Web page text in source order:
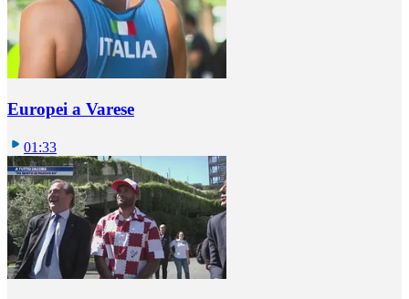
Europei a Varese
01:33